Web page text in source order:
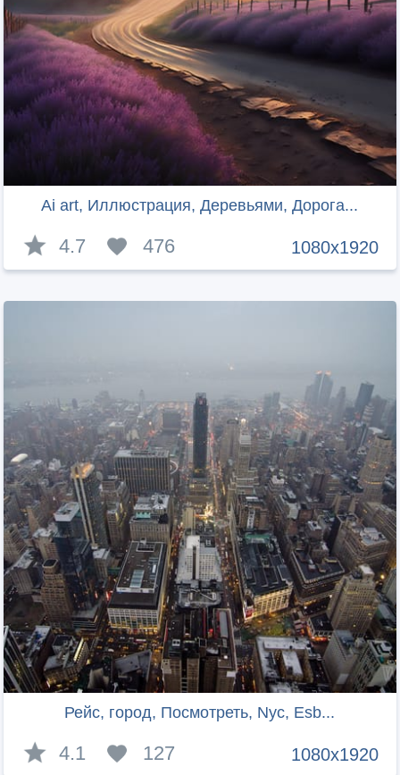
Ai art, Иллюстрация, Деревьями, Дорога...
1080x1920
4.7 476
Рейс, город, Посмотреть, Nyc, Esb...
1080x1920
4.1 127